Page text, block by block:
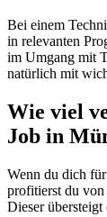
Bei einem
in relevanten
im Umgang mit
natürlich mit
Wie viel
Job in
Wenn du dich
profitierst du von
Dieser übersteigt